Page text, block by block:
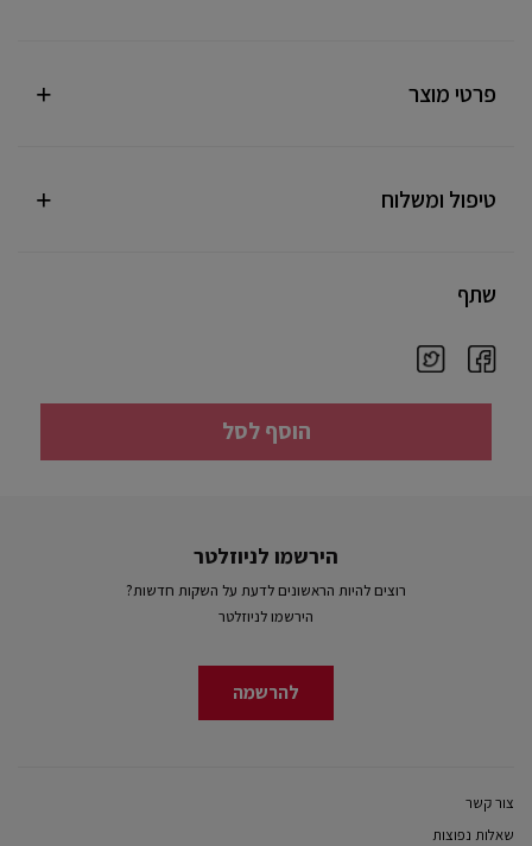
פרטי מוצר
טיפול ומשלוח
שתף
הוסף לסל
הירשמו לניוזלטר
רוצים להיות הראשונים לדעת על השקות חדשות?
הירשמו לניוזלטר
להרשמה
צור קשר
שאלות נפוצות